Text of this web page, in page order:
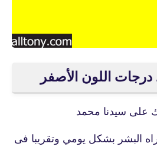
درجات اللون الأصفر
على سيدنا محمد
البشر بشكل يومي وتقريبا فى